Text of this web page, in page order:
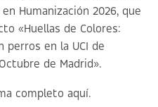
Humanización 2026, que
«Huellas de Colores:
perros en la UCI de
de Madrid».
completo aquí.